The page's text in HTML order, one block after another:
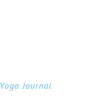
Yoga Journal